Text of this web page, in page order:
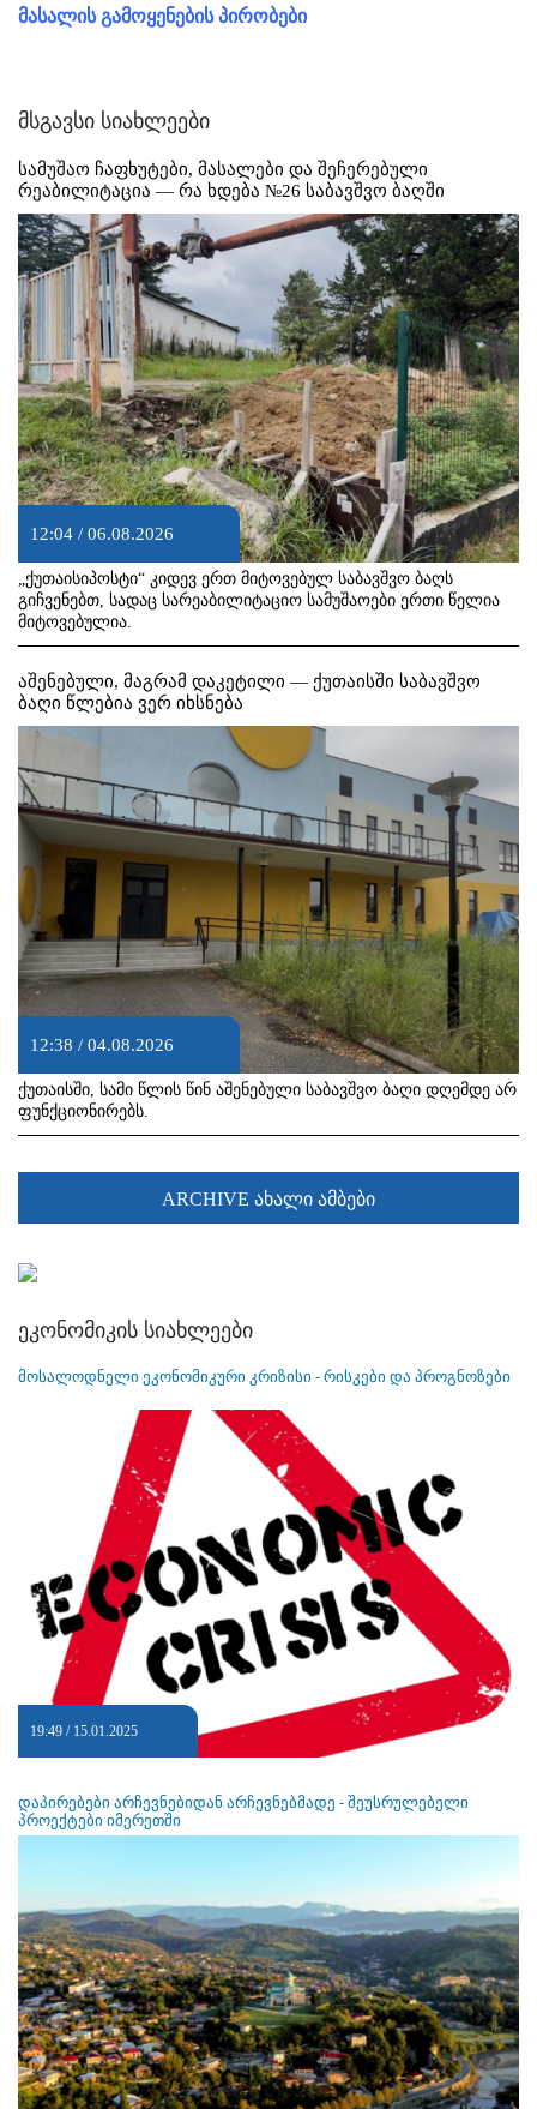
მასალის გამოყენების პირობები
მსგავსი სიახლეები
სამუშაო ჩაფხუტები, მასალები და შეჩერებული
რეაბილიტაცია — რა ხდება №26 საბავშვო ბაღში
12:04 / 06.08.2026
„ქუთაისიპოსტი“ კიდევ ერთ მიტოვებულ საბავშვო ბაღს
გიჩვენებთ, სადაც სარეაბილიტაციო სამუშაოები ერთი წელია
მიტოვებულია.
აშენებული, მაგრამ დაკეტილი — ქუთაისში საბავშვო
ბაღი წლებია ვერ იხსნება
12:38 / 04.08.2026
ქუთაისში, სამი წლის წინ აშენებული საბავშვო ბაღი დღემდე არ
ფუნქციონირებს.
ARCHIVE ახალი ამბები
ეკონომიკის სიახლეები
მოსალოდნელი ეკონომიკური კრიზისი - რისკები და პროგნოზები
19:49 / 15.01.2025
დაპირებები არჩევნებიდან არჩევნებმადე - შეუსრულებელი
პროექტები იმერეთში